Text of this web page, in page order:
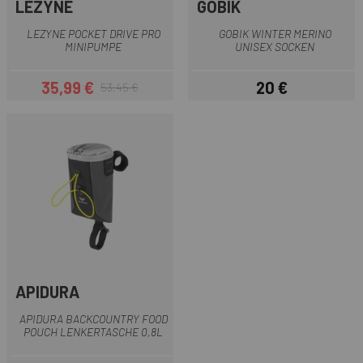
LEZYNE
LEZYNE POCKET DRIVE PRO
MINIPUMPE
Preis
35,99 €Regulärer Preis
53,45 €
GOBIK
GOBIK WINTER MERINO
UNISEX SOCKEN
Preis
20 €
APIDURA
APIDURA BACKCOUNTRY FOOD
POUCH LENKERTASCHE 0,8L